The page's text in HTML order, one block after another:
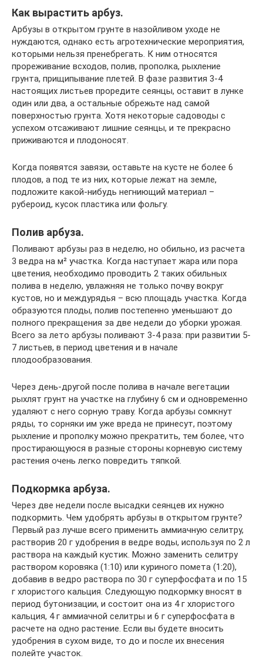
Как вырастить арбуз.
Арбузы в открытом грунте в назойливом уходе не
нуждаются, однако есть агротехнические мероприятия,
которыми нельзя пренебрегать. К ним относятся
прореживание всходов, полив, прополка, рыхление
грунта, прищипывание плетей. В фазе развития 3-4
настоящих листьев проредите сеянцы, оставит в лунке
один или два, а остальные обрежьте над самой
поверхностью грунта. Хотя некоторые садоводы с
успехом отсаживают лишние сеянцы, и те прекрасно
приживаются и плодоносят.
Когда появятся завязи, оставьте на кусте не более 6
плодов, а под те из них, которые лежат на земле,
подложите какой-нибудь негниющий материал –
рубероид, кусок пластика или фольгу.
Полив арбуза.
Поливают арбузы раз в неделю, но обильно, из расчета
3 ведра на м² участка. Когда наступает жара или пора
цветения, необходимо проводить 2 таких обильных
полива в неделю, увлажняя не только почву вокруг
кустов, но и междурядья – всю площадь участка. Когда
образуются плоды, полив постепенно уменьшают до
полного прекращения за две недели до уборки урожая.
Всего за лето арбузы поливают 3-4 раза: при развитии 5-
7 листьев, в период цветения и в начале
плодообразования.
Через день-другой после полива в начале вегетации
рыхлят грунт на участке на глубину 6 см и одновременно
удаляют с него сорную траву. Когда арбузы сомкнут
ряды, то сорняки им уже вреда не принесут, поэтому
рыхление и прополку можно прекратить, тем более, что
простирающуюся в разные стороны корневую систему
растения очень легко повредить тяпкой.
Подкормка арбуза.
Через две недели после высадки сеянцев их нужно
подкормить. Чем удобрять арбузы в открытом грунте?
Первый раз лучше всего применить аммиачную селитру,
растворив 20 г удобрения в ведре воды, используя по 2 л
раствора на каждый кустик. Можно заменить селитру
раствором коровяка (1:10) или куриного помета (1:20),
добавив в ведро раствора по 30 г суперфосфата и по 15
г хлористого кальция. Следующую подкормку вносят в
период бутонизации, и состоит она из 4 г хлористого
кальция, 4 г аммиачной селитры и 6 г суперфосфата в
расчете на одно растение. Если вы будете вносить
удобрения в сухом виде, то до и после их внесения
полейте участок.